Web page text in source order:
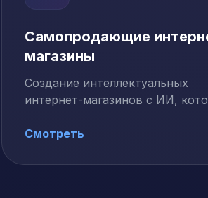
Самопродающие
магазины
Создание интеллектуальных
интернет-магазинов с ИИ,
через …
Смотреть